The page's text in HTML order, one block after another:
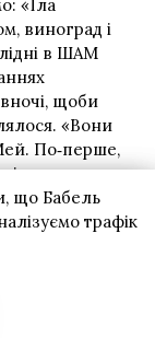
що Бабель
трафік